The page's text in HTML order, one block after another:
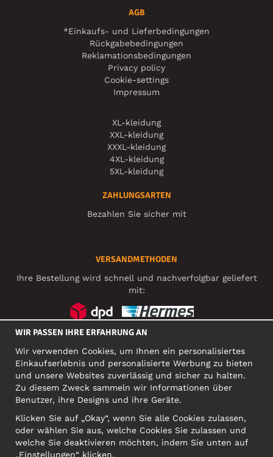
AGB
*Einkaufs- und Lieferbedingungen
Rückgabebedingungen
Reklamationsbedingungen
Privacy policy
Cookie-settings
Impressum
XL-kleidung
XXL-kleidung
XXXL-kleidung
4XL-kleidung
5XL-kleidung
ZAHLUNGSARTEN
Bezahlen Sie sicher mit
VERSANDMETHODEN
Ihre Bestellung wird schnell und nachverfolgbar geliefert
mit:
FIRMA
Narva mnt 5, EE-10117 Tallinn
Org: 12356245, VAT: EE101578318
ACHTUNG! Produktrücksendungen nicht an diese Adresse
WIR PASSEN IHRE ERFAHRUNG AN
Wir verwenden Cookies, um Ihnen ein personalisiertes
Einkaufserlebnis und personalisierte Werbung zu bieten
und unsere Websites zuverlässig und sicher zu halten.
Zu diesem Zweck sammeln wir Informationen über
Benutzer, ihre Designs und ihre Geräte.
Klicken Sie auf „Okay“, wenn Sie alle Cookies zulassen,
oder wählen Sie aus, welche Cookies Sie zulassen und
welche Sie deaktivieren möchten, indem Sie unten auf
„Einstellungen“ klicken.